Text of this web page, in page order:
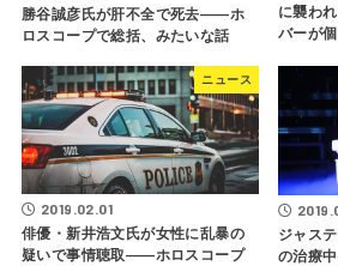
勝谷誠彦氏が肝不全で死去――ホ
ロスコープで総括、みたいな話
に襲わ
バーが
ニュース
2019.02.01
俳優・新井浩文氏が女性に乱暴の
疑いで事情聴取――ホロスコープ
ジャス
の治療